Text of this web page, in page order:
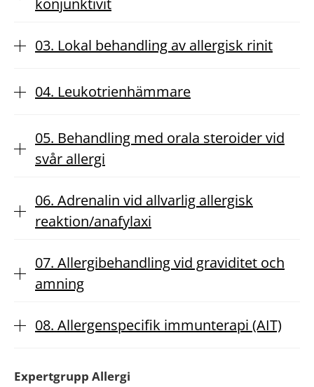
konjunktivit
03. Lokal behandling av allergisk rinit
04. Leukotrienhämmare
05. Behandling med orala steroider vid
svår allergi
06. Adrenalin vid allvarlig allergisk
reaktion/anafylaxi
07. Allergibehandling vid graviditet och
amning
08. Allergenspecifik immunterapi (AIT)
Expertgrupp Allergi